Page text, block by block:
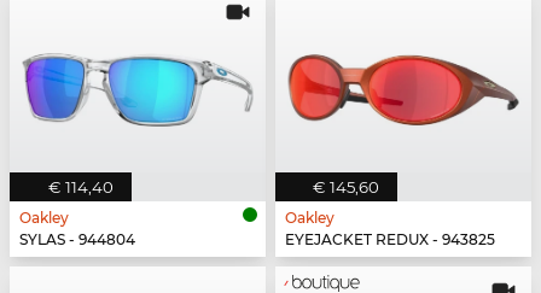
€ 114,40
Oakley
SYLAS - 944804
€ 145,60
Oakley
EYEJACKET REDUX - 943825